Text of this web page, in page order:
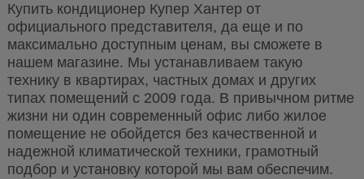
Купить кондиционер Купер Хантер от
официального представителя, да еще и по
максимально доступным ценам, вы сможете в
нашем магазине. Мы устанавливаем такую
технику в квартирах, частных домах и других
типах помещений с 2009 года. В привычном ритме
жизни ни один современный офис либо жилое
помещение не обойдется без качественной и
надежной климатической техники, грамотный
подбор и установку которой мы вам обеспечим.